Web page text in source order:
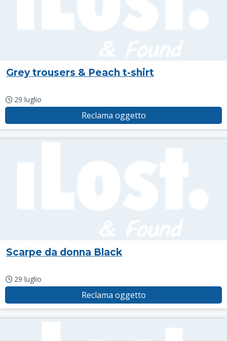
Grey trousers & Peach t-shirt
29 luglio
Reclama oggetto
Scarpe da donna Black
29 luglio
Reclama oggetto